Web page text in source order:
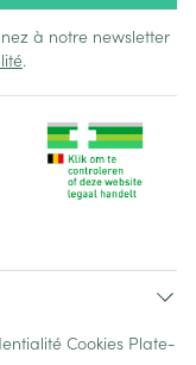
à notre newsletter
.
Cookies Plate-